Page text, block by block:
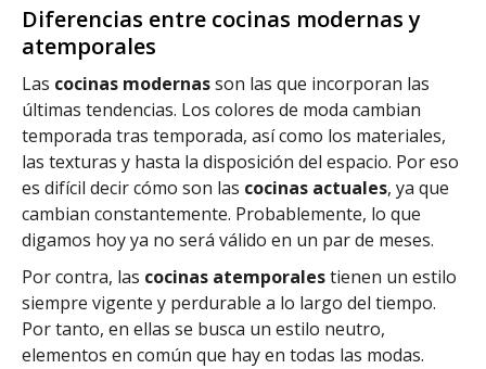
Diferencias entre cocinas modernas y
atemporales
Las cocinas modernasson las que incorporan las
últimas tendencias. Los colores de moda cambian
temporada tras temporada, así como los materiales,
las texturas y hasta la disposición del espacio. Por eso
es difícil decir cómo son las cocinas actuales, ya que
cambian constantemente. Probablemente, lo que
digamos hoy ya no será válido en un par de meses.
Por contra, las cocinas atemporalestienen un estilo
siempre vigente y perdurable a lo largo del tiempo.
Por tanto, en ellas se busca un estilo neutro,
elementos en común que hay en todas las modas.